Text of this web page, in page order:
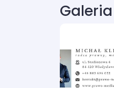
Galeria